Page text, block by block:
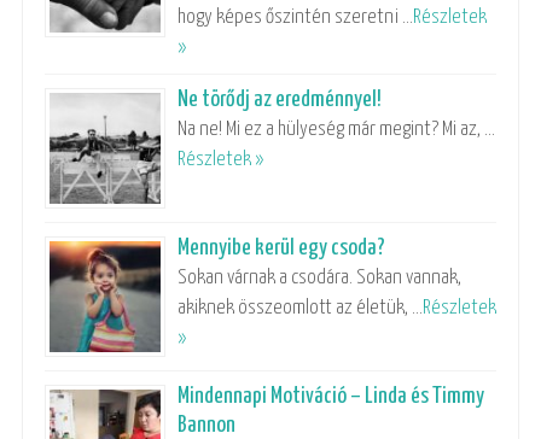
hogy képes őszintén szeretni …Részletek
»
Ne törődj az eredménnyel!
Na ne! Mi ez a hülyeség már megint? Mi az, …
Részletek »
Mennyibe kerül egy csoda?
Sokan várnak a csodára. Sokan vannak,
akiknek összeomlott az életük, …Részletek
»
Mindennapi Motiváció – Linda és Timmy
Bannon